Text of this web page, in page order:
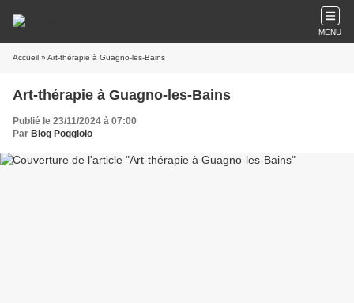
MENU
Accueil » Art-thérapie à Guagno-les-Bains
Art-thérapie à Guagno-les-Bains
Publié le 23/11/2024 à 07:00
Par Blog Poggiolo